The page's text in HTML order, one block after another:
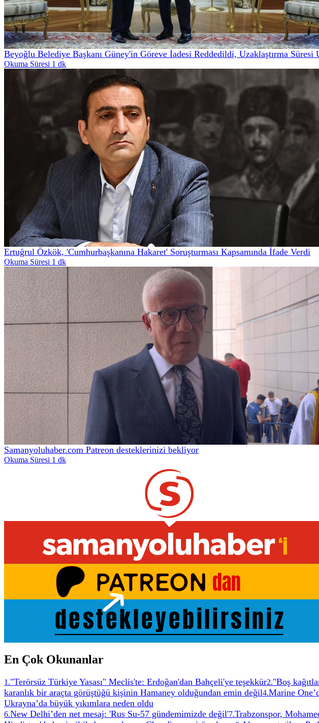
Beyoğlu Belediye Başkanı Güney'in Göreve İadesi Reddedildi, Uzaklaştırma Süresi
Okuma Süresi 1 dk
Ertuğrul Özkök, 'Cumhurbaşkanına Hakaret' Soruşturması Kapsamında İfade Verdi
Okuma Süresi 1 dk
Samanyoluhaber.com Patreon desteklerinizi bekliyor
Okuma Süresi 1 dk
En Çok Okunanlar
1 ."Terörsüz Türkiye Yasası" Meclis'te: Erdoğan'dan Bahçeli'ye teşekkür2."Boş
karanlık bir araçta görüştüğü kişinin Hamaney olduğundan emin değil4.Marine
Ukrayna’da büyük yıkımlara neden oldu
6.New Delhi’den net mesaj: 'Rus Su-57 gündemimizde değil'7.Trabzonspor,